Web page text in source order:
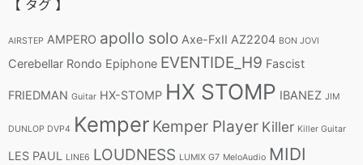
【 タグ 】
AIRSTEP AMPERO apollo solo Axe-FxII AZ2204 BON JOVI
Cerebellar Rondo Epiphone EVENTIDE_H9 Fascist
FRIEDMAN Guitar HX-STOMP HX STOMP IBANEZ JIM
DUNLOP DVP4 Kemper Kemper Player Killer Killer Guitar
LES PAUL LINE6 LOUDNESS LUMIX G7 MeloAudio MIDI